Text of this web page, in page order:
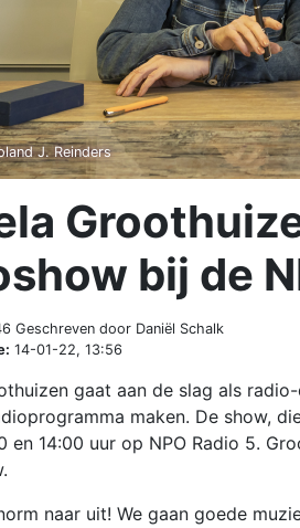
J. Reinders
bij de
Geschreven door Daniël Schalk
14-01-22, 13:56
gaat aan de slag als
maken. De show,
en 14:00 uur op NPO Radio 5.
naar uit! We gaan goede